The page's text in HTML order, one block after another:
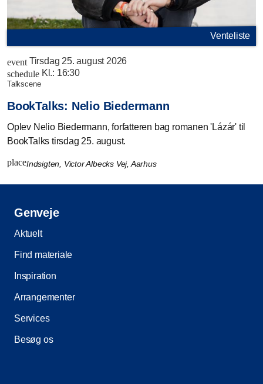
Venteliste
event Tirsdag 25. august 2026
schedule Kl.: 16:30
talkscene
BookTalks: Nelio Biedermann
Oplev Nelio Biedermann, forfatteren bag romanen 'Lázár' til
BookTalks tirsdag 25. august.
placeIndsigten, Victor Albecks Vej, Aarhus
Genveje
Aktuelt
Find materiale
Inspiration
Arrangementer
Services
Besøg os